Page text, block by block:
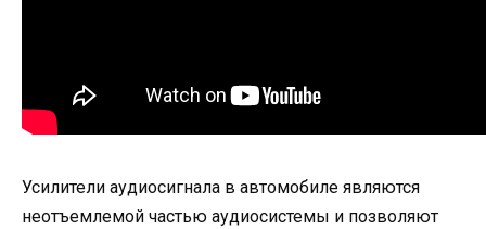
Усилители аудиосигнала в автомобиле являются
неотъемлемой частью аудиосистемы и позволяют